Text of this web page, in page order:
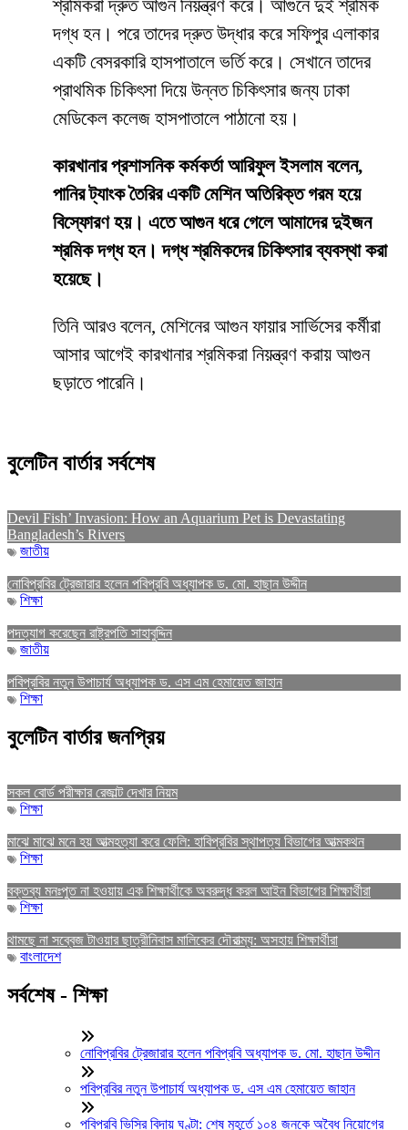
শ্রমিকরা দ্রুত আগুন নিয়ন্ত্রণ করে। আগুনে দুই শ্রমিক
দগ্ধ হন। পরে তাদের দ্রুত উদ্ধার করে সফিপুর এলাকার
একটি বেসরকারি হাসপাতালে ভর্তি করে। সেখানে তাদের
প্রাথমিক চিকিৎসা দিয়ে উন্নত চিকিৎসার জন্য ঢাকা
মেডিকেল কলেজ হাসপাতালে পাঠানো হয়।
কারখানার প্রশাসনিক কর্মকর্তা আরিফুল ইসলাম বলেন,
পানির ট্যাংক তৈরির একটি মেশিন অতিরিক্ত গরম হয়ে
বিস্ফোরণ হয়। এতে আগুন ধরে গেলে আমাদের দুইজন
শ্রমিক দগ্ধ হন। দগ্ধ শ্রমিকদের চিকিৎসার ব্যবস্থা করা
হয়েছে।
তিনি আরও বলেন, মেশিনের আগুন ফায়ার সার্ভিসের কর্মীরা
আসার আগেই কারখানার শ্রমিকরা নিয়ন্ত্রণ করায় আগুন
ছড়াতে পারেনি।
বুলেটিন বার্তার সর্বশেষ
Devil Fish’ Invasion: How an Aquarium Pet is Devastating
Bangladesh’s Rivers
জাতীয়
নোবিপ্রবির ট্রেজারার হলেন পবিপ্রবি অধ্যাপক ড. মো. হাছান উদ্দীন
শিক্ষা
পদত্যাগ করেছেন রাষ্ট্রপতি সাহাবুদ্দিন
জাতীয়
পবিপ্রবির নতুন উপাচার্য অধ্যাপক ড. এস এম হেমায়েত জাহান
শিক্ষা
বুলেটিন বার্তার জনপ্রিয়
সকল বোর্ড পরীক্ষার রেজাল্ট দেখার নিয়ম
শিক্ষা
মাঝে মাঝে মনে হয় আত্মহত্যা করে ফেলি: হাবিপ্রবির স্থাপত্য বিভাগের আত্মকথন
শিক্ষা
বক্তব্য মনঃপুত না হওয়ায় এক শিক্ষার্থীকে অবরুদ্ধ করল আইন বিভাগের শিক্ষার্থীরা
শিক্ষা
থামছে না সব্বেজ টাওয়ার ছাত্রীনিবাস মালিকের দৌরাত্ম্য: অসহায় শিক্ষার্থীরা
বাংলাদেশ
সর্বশেষ - শিক্ষা
নোবিপ্রবির ট্রেজারার হলেন পবিপ্রবি অধ্যাপক ড. মো. হাছান উদ্দীন
পবিপ্রবির নতুন উপাচার্য অধ্যাপক ড. এস এম হেমায়েত জাহান
পবিপ্রবি ভিসির বিদায় ঘণ্টা: শেষ মুহূর্তে ১০৪ জনকে অবৈধ নিয়োগের